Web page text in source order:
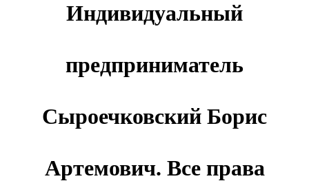
Индивидуальный
предприниматель
Сыроечковский Борис
Артемович. Все права